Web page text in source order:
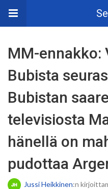
MM-ennakko:
Bubista
Bubistan
televisiosta
hänellä on
pudottaa
Jussi Heikkinen:n